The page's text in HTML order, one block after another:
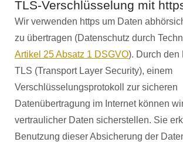
TLS-Verschlüsselung mit
Wir verwenden https um Daten
zu übertragen (Datenschutz durch
Artikel 25 Absatz 1 DSGVO). Durch den
TLS (Transport Layer Security), einem
Verschlüsselungsprotokoll zur sicheren
Datenübertragung im Internet können
vertraulicher Daten sicherstellen. Sie
Benutzung dieser Absicherung der